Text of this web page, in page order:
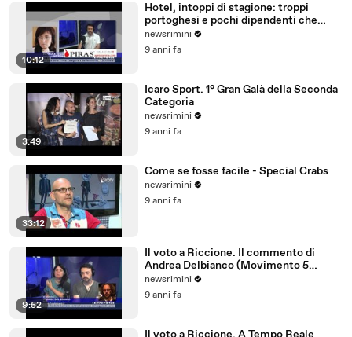
10:12
Hotel, intoppi di stagione: troppi
portoghesi e pochi dipendenti che
parlano tedesco
newsrimini
9 anni fa
3:49
Icaro Sport. 1° Gran Galà della Seconda
Categoria
newsrimini
9 anni fa
33:12
Come se fosse facile - Special Crabs
newsrimini
9 anni fa
9:52
Il voto a Riccione. Il commento di
Andrea Delbianco (Movimento 5
Stelle)
newsrimini
9 anni fa